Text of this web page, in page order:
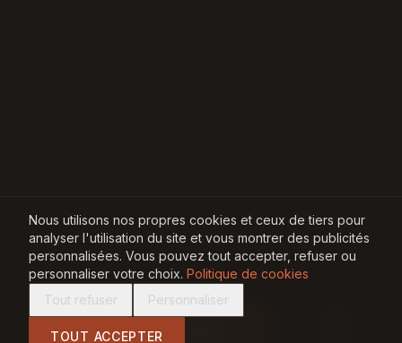
Appeler
Nous utilisons nos propres cookies et ceux de tiers pour
analyser l'utilisation du site et vous montrer des publicités
personnalisées. Vous pouvez tout accepter, refuser ou
personnaliser votre choix. Politique de cookies
Tout refuser
Personnaliser
TOUT ACCEPTER